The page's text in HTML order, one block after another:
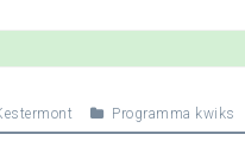
Programma kwiks